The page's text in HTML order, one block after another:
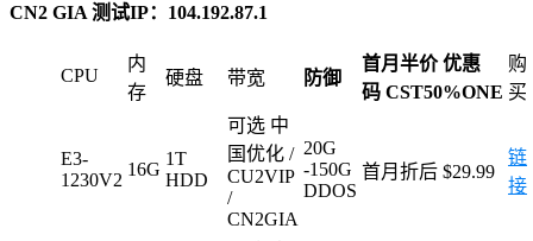
CN2 GIA 测试IP：104.192.87.1
CPU
内
存
硬盘 带宽 防御
首月半价 优惠
码 CST50%ONE
购
买
E3-
1230V2
16G
1T
HDD
可选 中
国优化 /
CU2VIP
/
CN2GIA
20G
-150G
DDOS
首月折后 $29.99
链
接